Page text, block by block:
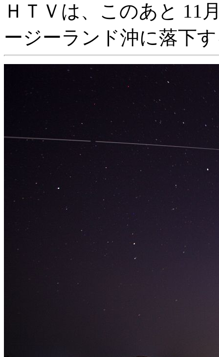
ＨＴＶは、このあと 11
ージーランド沖に落下